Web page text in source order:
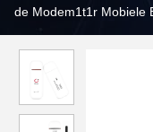
de Modem1t1r Mobiele